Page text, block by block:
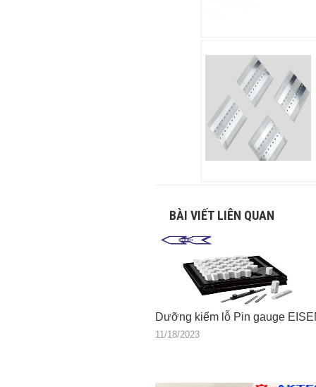
BÀI VIẾT LIÊN QUAN
Dưỡng kiểm lỗ Pin gauge
11/18/2023